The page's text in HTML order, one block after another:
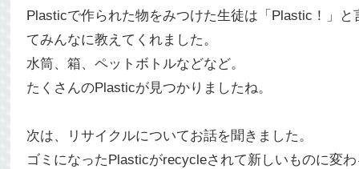
Plasticで作られた物をみつけた生徒は「Plastic！」と
てみんなに教えてくれました。
水筒、箱、ペットボトルなどなど。
たくさんのPlasticが見つかりましたね。
次は、リサイクルについてお話を聞きました。
ゴミになったPlasticがrecycleされて新しいものに変